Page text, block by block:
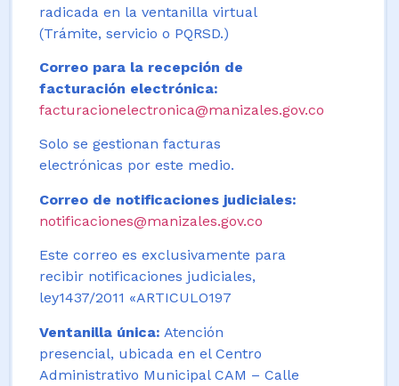
radicada en la ventanilla virtual
(Trámite, servicio o PQRSD.)
Correo para la recepción de
facturación electrónica:
facturacionelectronica@manizales.gov.co
Solo se gestionan facturas
electrónicas por este medio.
Correo de notificaciones judiciales:
notificaciones@manizales.gov.co
Este correo es exclusivamente para
recibir notificaciones judiciales,
ley1437/2011 «ARTICULO197
Ventanilla única: Atención
presencial, ubicada en el Centro
Administrativo Municipal CAM – Calle